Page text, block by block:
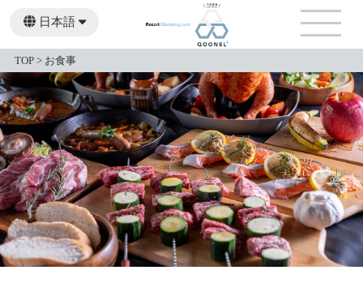
日本語
English
繁體中文
TOP > お食事